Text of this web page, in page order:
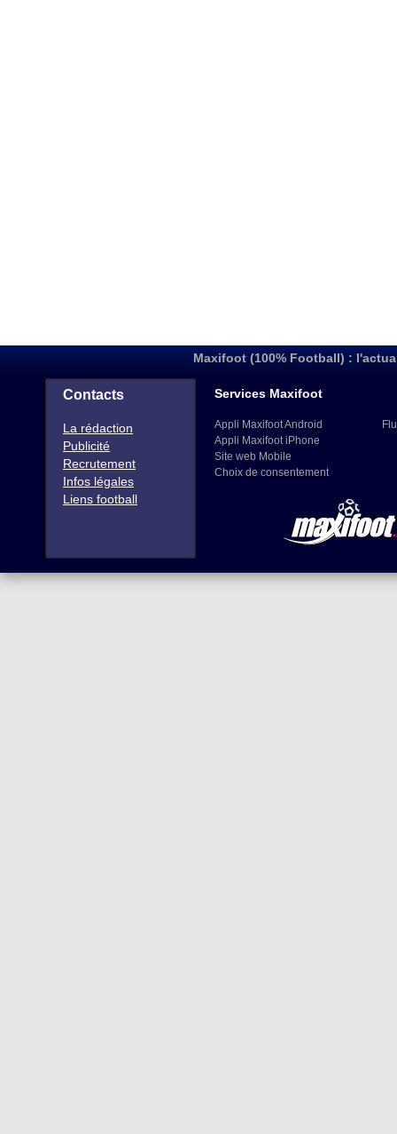
Maxifoot (100% Football) :
Contacts
La rédaction
Publicité
Recrutement
Infos légales
Liens football
Services Maxifoot
Appli Maxifoot Android
Appli Maxifoot iPhone
Site web Mobile
Choix de consentement